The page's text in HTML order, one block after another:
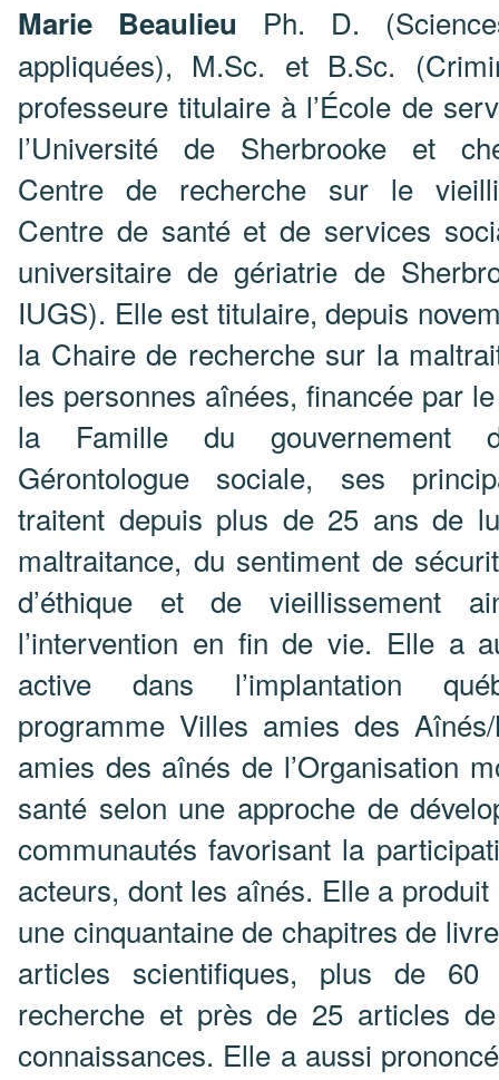
Marie Beaulieu Ph. D.
appliquées), M.Sc. et B.Sc.
professeure titulaire à l’École de
l’Université de Sherbrooke et
Centre de recherche sur le
Centre de santé et de services
universitaire de gériatrie de
IUGS). Elle est titulaire, depuis
la Chaire de recherche sur la
les personnes aînées, financée par
la Famille du gouvernement
Gérontologue sociale, ses
traitent depuis plus de 25 ans de
maltraitance, du sentiment de
d’éthique et de vieillissement
l’intervention en fin de vie. Elle a
active dans l’implantation
programme Villes amies des
amies des aînés de l’Organisation
santé selon une approche de
communautés favorisant la
acteurs, dont les aînés. Elle a
une cinquantaine de chapitres de
articles scientifiques, plus de 60
recherche et près de 25 articles
connaissances. Elle a aussi